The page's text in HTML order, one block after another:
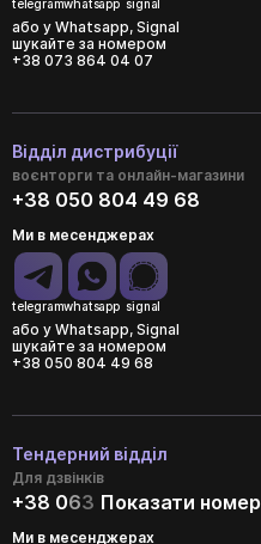
telegramwhatsapp signal
або у Whatsapp, Signal
шукайте за номером
+38 073 864 04 07
Відділ дистрибуції
воєнторги та онлайн-магазини
+38 050 804 49 68
Ми в месенджерах
telegramwhatsapp signal
або у Whatsapp, Signal
шукайте за номером
+38 050 804 49 68
Тендерний відділ
Для дзвінків
+38 063 Показати номер
Ми в месенджерах